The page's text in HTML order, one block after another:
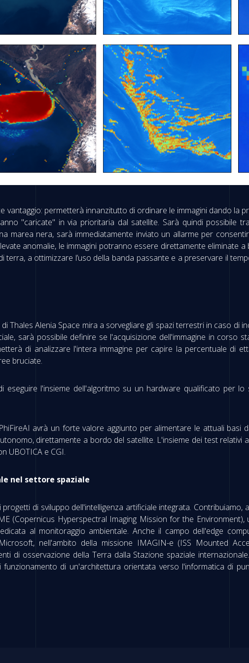
vantaggio: permetterà innanzitutto di ordinare le immagini dando la
"caricate" in via prioritaria dal satellite. Sarà quindi possibile
marea nera, sarà immediatamente inviato un allarme per
anomalie, le immagini potranno essere direttamente eliminate
terra, a ottimizzare l’uso della banda passante e a preservare il
Thales Alenia Space mira a sorvegliare gli spazi terrestri in caso di
sarà possibile definire se l'acquisizione dell'immagine in corso
di analizzare l'intera immagine per capire la percentuale di
bruciate.
eseguire l'insieme dell'algoritmo su un hardware qualificato per
avrà un forte valore aggiunto per alimentare le attuali basi
direttamente a bordo del satellite. L'insieme dei test relativi
UBOTICA e CGI.
nel settore spaziale
di sviluppo dell'intelligenza artificiale integrata.
(Copernicus Hyperspectral Imaging Mission for the
al monitoraggio ambientale. Anche il campo dell'edge
nell'ambito della missione IMAGIN-e (ISS Mounted
di osservazione della Terra dalla Stazione spaziale
di un'architettura orientata verso l'informatica di